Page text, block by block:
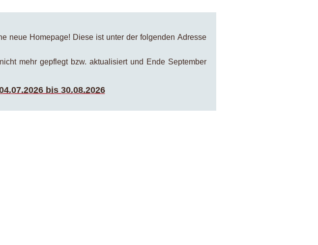
neue Homepage! Diese ist unter der folgenden Adresse
mehr gepflegt bzw. aktualisiert und Ende September
bis 30.08.2026